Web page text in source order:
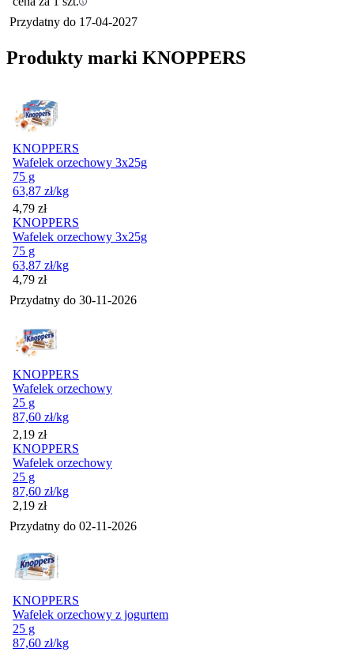
Przydatny do 17-04-2027
Produkty marki KNOPPERS
KNOPPERS
Wafelek orzechowy 3x25g
75 g
63,87 zł/kg
Cena
4,79 zł
KNOPPERS
Wafelek orzechowy 3x25g
75 g
63,87 zł/kg
Cena
4,79 zł
Przydatny do 30-11-2026
KNOPPERS
Wafelek orzechowy
25 g
87,60 zł/kg
Cena
2,19 zł
KNOPPERS
Wafelek orzechowy
25 g
87,60 zł/kg
Cena
2,19 zł
Przydatny do 02-11-2026
KNOPPERS
Wafelek orzechowy z jogurtem
25 g
87,60 zł/kg